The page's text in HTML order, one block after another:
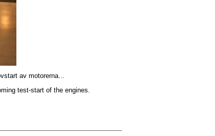
av motorerna...
test-start of the engines.